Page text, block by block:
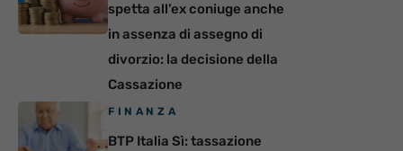
spetta all’ex coniuge anche
in assenza di assegno di
divorzio: la decisione della
Cassazione
FINANZA
BTP Italia Sì: tassazione